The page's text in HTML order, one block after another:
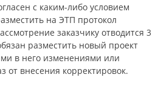
с каким-либо условием
на ЭТП протокол
заказчику отводится 3
разместить новый проект
в него изменениями или
от внесения корректировок.